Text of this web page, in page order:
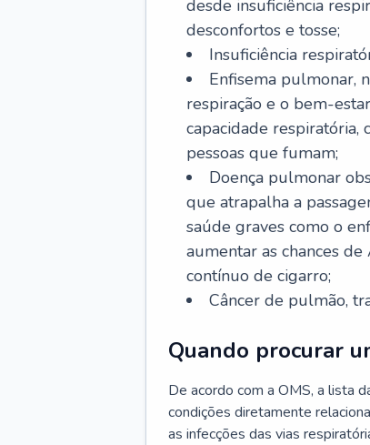
desde insuficiência
desconfortos e tosse;
Insuficiência
Enfisema pulmonar,
respiração e o bem-
capacidade respiratória,
pessoas que fumam;
Doença pulmonar
que atrapalha a
saúde graves como o
aumentar as chances
contínuo de cigarro;
Câncer de pulmão,
Quando procurar
De acordo com a OMS, a lista
condições diretamente
as infecções das vias